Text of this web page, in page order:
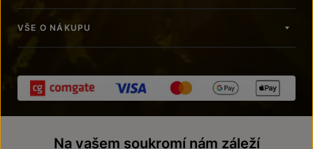
VŠE O NÁKUPU
Na vašem soukromí nám záleží